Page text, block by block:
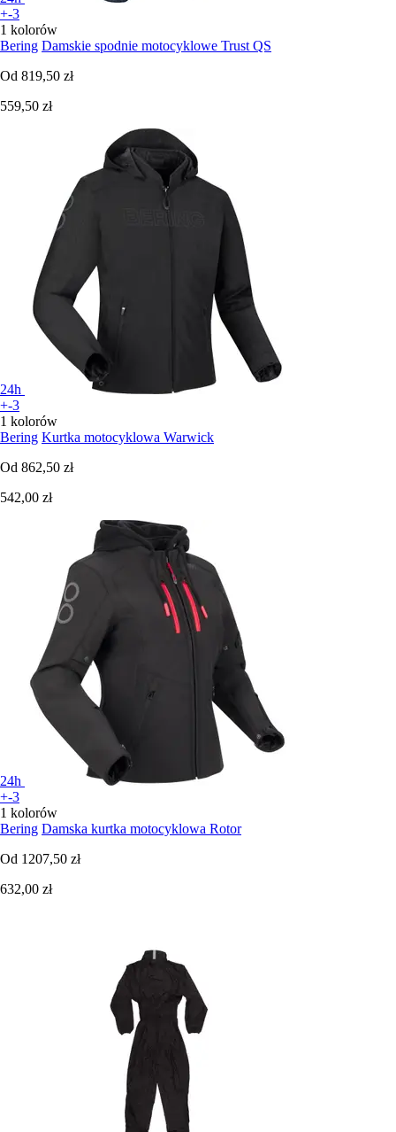
+-3
1 kolorów
Bering Damskie spodnie motocyklowe Trust QS
Od 819,50 zł
559,50 zł
24h
+-3
1 kolorów
Bering Kurtka motocyklowa Warwick
Od 862,50 zł
542,00 zł
24h
+-3
1 kolorów
Bering Damska kurtka motocyklowa Rotor
Od 1207,50 zł
632,00 zł